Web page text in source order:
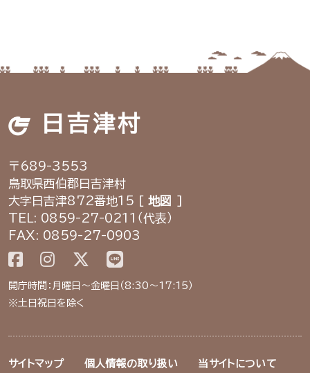
日吉津村
〒689-3553
鳥取県西伯郡日吉津村
大字日吉津872番地15 [ 地図
]
TEL: 0859-27-0211（代表）
FAX: 0859-27-0903
開庁時間：月曜日～金曜日（8:30～17:15）
※土日祝日を除く
サイトマップ 個人情報の取り扱い 当サイトについて